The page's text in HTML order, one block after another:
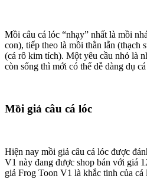
Mồi câu cá lóc “nhạy” nhất là mồi
con), tiếp theo là mồi thằn lằn (thạch
(cá rô kim tích). Một yêu cầu nhỏ là
còn sống thì mới có thể dễ dàng dụ
Mồi giả câu cá lóc
Hiện nay mồi giả câu cá lóc được
V1 này đang được shop bán với giá
giả Frog Toon V1 là khắc tinh của cá